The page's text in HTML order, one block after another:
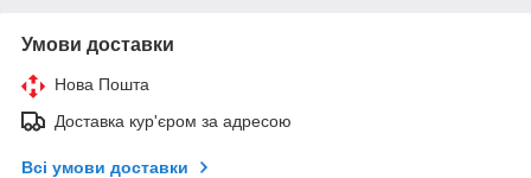
Умови доставки
Нова Пошта
Доставка кур'єром за адресою
Всі умови доставки